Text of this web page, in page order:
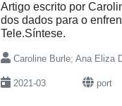
Artigo escrito por
dos dados para o
Tele.Síntese.
Caroline Burle; Ana Eliza
2021-03 port